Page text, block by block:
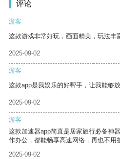
评论
游客
这款游戏非常好玩，画面精美，玩法丰
2025-09-02
游客
这款app是我娱乐的好帮手，让我能够
2025-09-02
游客
这款加速器app简直是居家旅行必备神
作办公，都能畅享高速网络，再也不用
2025-09-02